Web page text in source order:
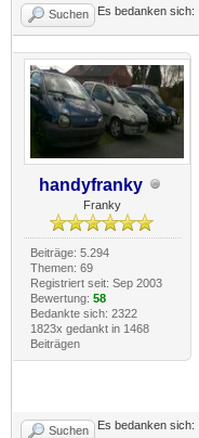
Suchen Es bedanken sich:
handyfranky
Franky
Beiträge: 5.294
Themen: 69
Registriert seit: Sep 2003
Bewertung: 58
Bedankte sich: 2322
1823x gedankt in 1468
Beiträgen
Suchen Es bedanken sich: